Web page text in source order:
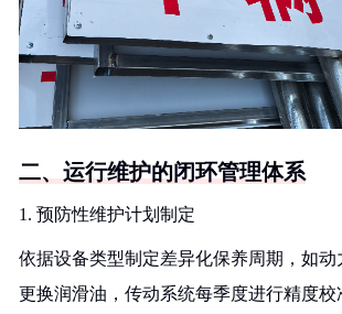
二、运行维护的闭环管理体系
1. 预防性维护计划制定
依据设备类型制定差异化保养周期，如动
更换润滑油，传动系统每季度进行精度校